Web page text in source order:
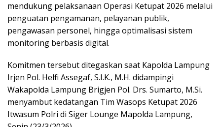
mendukung pelaksanaan Operasi Ketupat 2026 melalui
penguatan pengamanan, pelayanan publik,
pengawasan personel, hingga optimalisasi sistem
monitoring berbasis digital.
Komitmen tersebut ditegaskan saat Kapolda Lampung
Irjen Pol. Helfi Assegaf, S.I.K., M.H. didampingi
Wakapolda Lampung Brigjen Pol. Drs. Sumarto, M.Si.
menyambut kedatangan Tim Wasops Ketupat 2026
Itwasum Polri di Siger Lounge Mapolda Lampung,